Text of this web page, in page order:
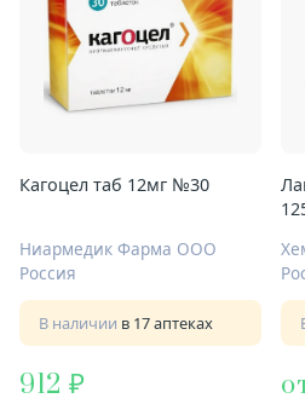
Кагоцел таб 12мг №30
Ниармедик Фарма ООО
Россия
В наличии в 17 аптеках
912